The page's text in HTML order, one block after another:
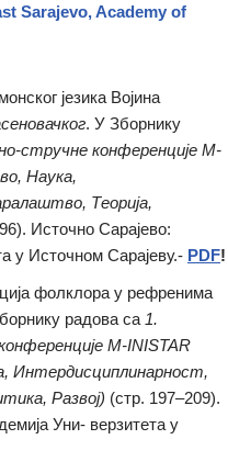
Sarajevo, Academy of
језика Војина
. У Зборнику
стручне конференције M-
Наука,
Теорија,
Источно Сарајево:
у Источном Сарајеву.- PDF!
фолклора у рефренима
радова са 1.
M-INISTAR
Интердисциплинарност,
Развој) (стр. 197–209).
Уни- верзитета у